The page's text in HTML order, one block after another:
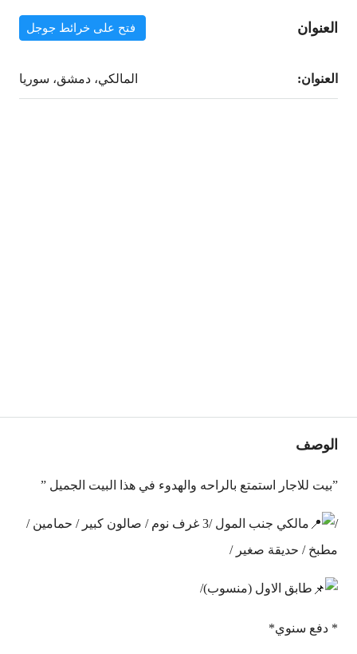
العنوان فتح على خرائط جوجل
العنوان: المالكي، دمشق، سوريا
الوصف
”بيت للاجار استمتع بالراحه والهدوء في هذا البيت الجميل ”
/
مالكي جنب المول /3 غرف نوم / صالون كبير / حمامين /
مطبخ / حديقة صغير /
طابق الاول (منسوب)/
* دفع سنوي*